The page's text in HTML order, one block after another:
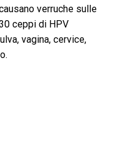
verruche sulle
ceppi di HPV
vagina, cervice,